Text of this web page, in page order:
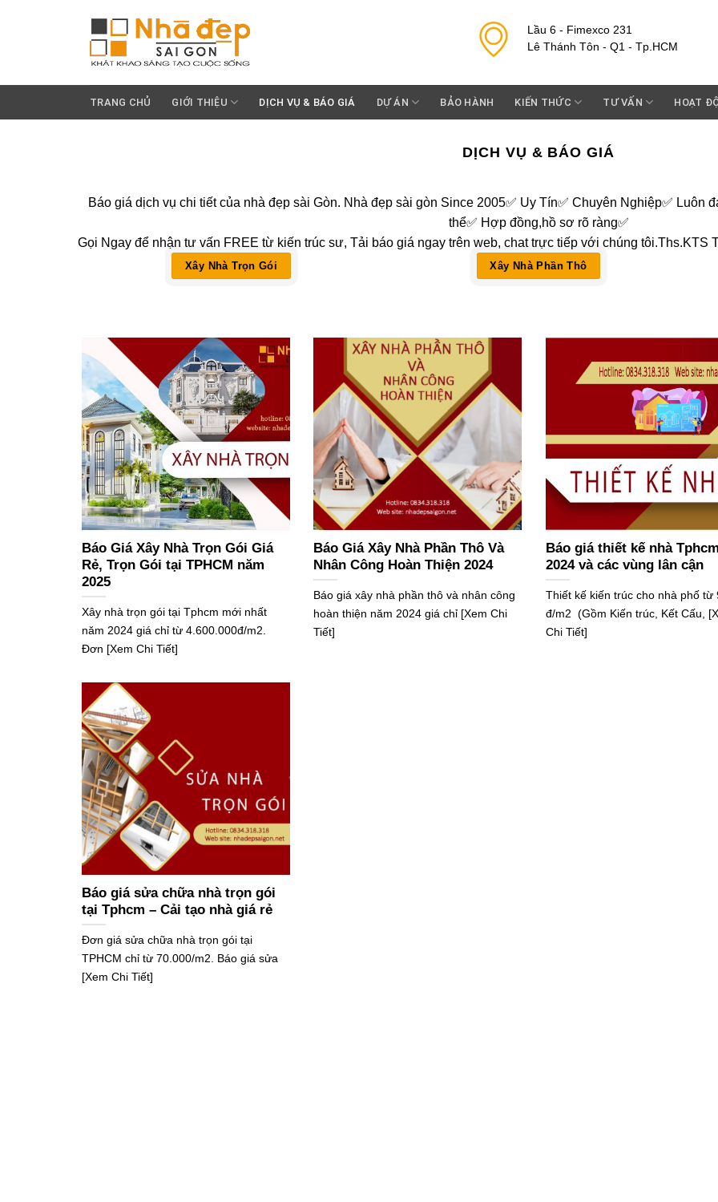
Lầu 6 - Fimexco 231
Lê Thánh Tôn - Q1 - Tp.HCM
TRANG CHỦ GIỚI THIỆU DỊCH VỤ & BÁO GIÁ DỰ ÁN BẢO HÀNH KIẾN THỨC TƯ VẤN HOẠT
DỊCH VỤ & BÁO GIÁ
Báo giá dịch vụ chi tiết của nhà đẹp sài Gòn. Nhà đẹp sài gòn Since 2005✅ Uy Tín✅ Chuyên Nghiệp✅ Luôn
thể✅ Hợp đồng,hồ sơ rõ ràng✅
Gọi Ngay để nhận tư vấn FREE từ kiến trúc sư, Tải báo giá ngay trên web, chat trực tiếp với chúng tôi.Ths.KTS
Xây Nhà Trọn Gói Xây Nhà Phần Thô
Báo Giá Xây Nhà Trọn Gói Giá
Rẻ, Trọn Gói tại TPHCM năm
2025
Xây nhà trọn gói tại Tphcm mới nhất
năm 2024 giá chỉ từ 4.600.000đ/m2.
Đơn [Xem Chi Tiết]
Báo Giá Xây Nhà Phần Thô Và
Nhân Công Hoàn Thiện 2024
Báo giá xây nhà phần thô và nhân công
hoàn thiện năm 2024 giá chỉ [Xem Chi
Tiết]
Báo giá thiết kế nhà
2024 và các vùng lân cận
Thiết kế kiến trúc cho nhà phố từ
đ/m2 (Gồm Kiến trúc, Kết Cấu,
Chi Tiết]
Báo giá sửa chữa nhà trọn gói
tại Tphcm – Cải tạo nhà giá rẻ
Đơn giá sửa chữa nhà trọn gói tại
TPHCM chỉ từ 70.000/m2. Báo giá sửa
[Xem Chi Tiết]